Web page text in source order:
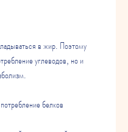
углеводов, но и
белков